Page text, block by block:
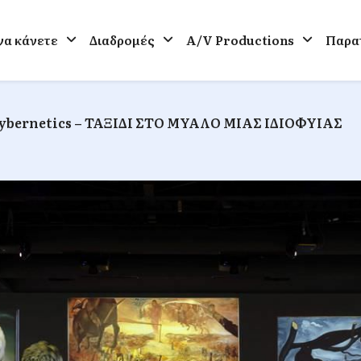
κάνετε Διαδρομές A/V Productions
– ΤΑΞΙΔΙ ΣΤΟ ΜΥΑΛΟ ΜΙΑΣ ΙΔΙΟΦΥΙΑΣ